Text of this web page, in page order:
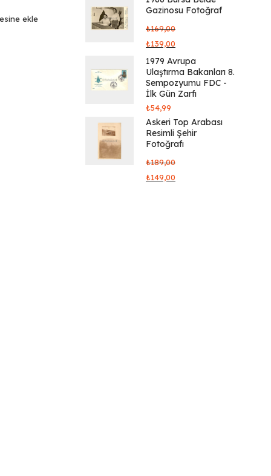
ekle
Gazinosu Fotoğraf
₺169,00
₺139,00
1979 Avrupa
Ulaştırma Bakanları 8.
Sempozyumu FDC -
İlk Gün Zarfı
₺54,99
Askeri Top Arabası
Resimli Şehir
Fotoğrafı
₺189,00
₺149,00